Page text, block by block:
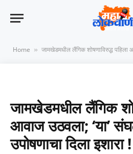
Home » जामखेडमधील लैंगिक शोषणाविरुद्ध पहिला आवाज
जामखेडमधील लैंगिक
आवाज उठवला; ‘या’
उपोषणाचा दिला इशारा !